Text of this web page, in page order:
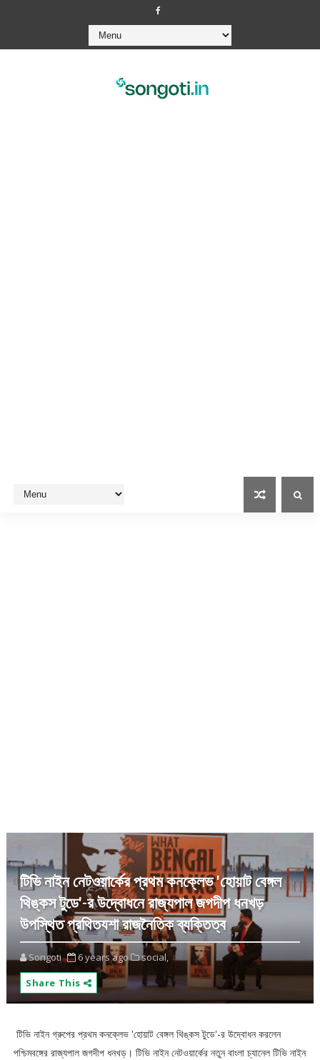
টিভি নাইন নেটওয়ার্কের প্রথম কনক্লেভ 'হোয়াট বেঙ্গল
থিঙ্কস টুডে'-র উদ্বোধনে রাজ্যপাল জগদীপ ধনখড়
উপস্থিত প্রথিতযশা রাজনৈতিক ব্যক্তিত্ব
Songoti 6 years ago
social,
Share This
টিভি নাইন গ্রুপের প্রথম কনক্লেভ 'হোয়াট বেঙ্গল থিঙ্কস টুডে'-র উদ্বোধন করলেন
পশ্চিমবঙ্গের রাজ্যপাল জগদীপ ধনখড়। টিভি নাইন নেটওয়ার্কের নতুন বাংলা চ্যানেল টিভি নাইন